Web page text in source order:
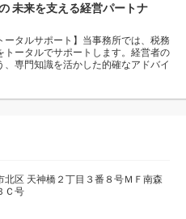
未来を支える経営パートナ
ータルサポート】当事務所では、税務
ータルでサポートします。経営者の
専門知識を活かした的確なアドバイ
北区 天神橋２丁目３番８号ＭＦ南森
Ｃ号